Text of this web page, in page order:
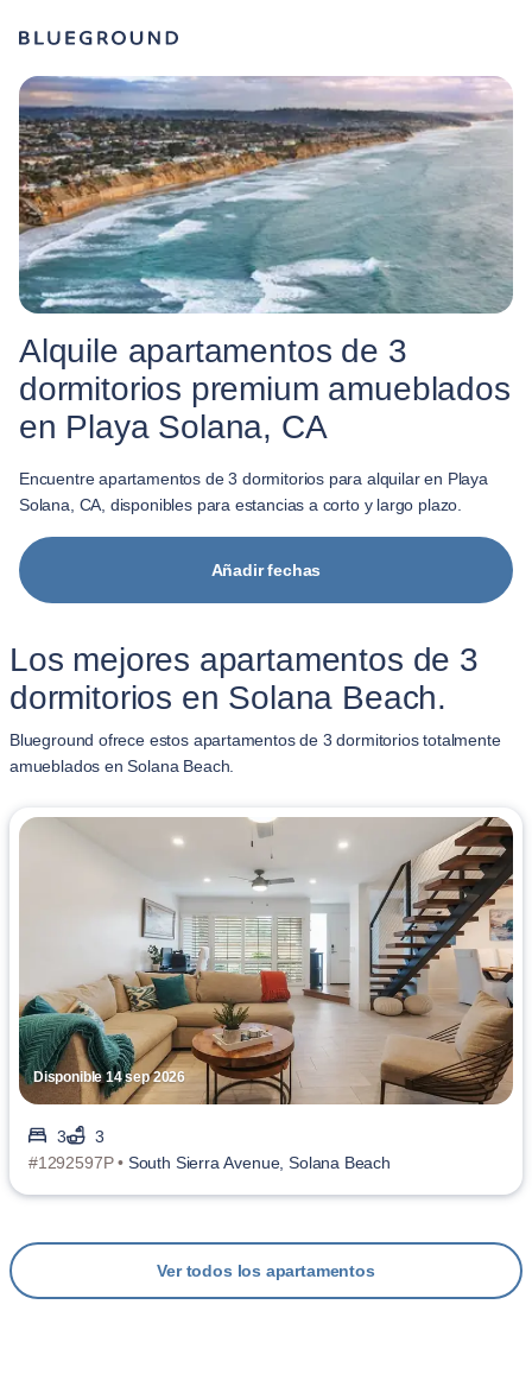
Alquile apartamentos de 3
dormitorios premium amueblados
en Playa Solana, CA
Encuentre apartamentos de 3 dormitorios para alquilar en Playa
Solana, CA, disponibles para estancias a corto y largo plazo.
Añadir fechas
Los mejores apartamentos de 3
dormitorios en Solana Beach.
Blueground ofrece estos apartamentos de 3 dormitorios totalmente
amueblados en Solana Beach.
Disponible 14 sep 2026
3
3
#1292597P • South Sierra Avenue, Solana Beach
Ver todos los apartamentos